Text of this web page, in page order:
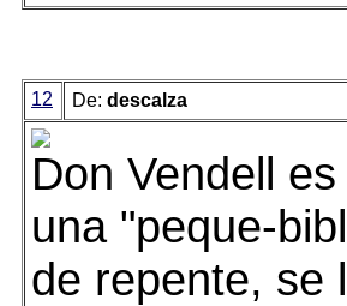
12 De: descalza
Don Vendell
una "peque-
de repente, se